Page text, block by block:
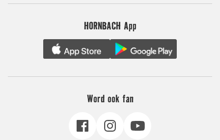
HORNBACH App
Word ook fan